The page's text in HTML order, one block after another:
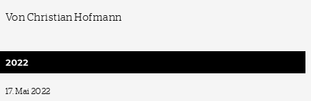
Von Christian Hofmann
2022
17. Mai 2022